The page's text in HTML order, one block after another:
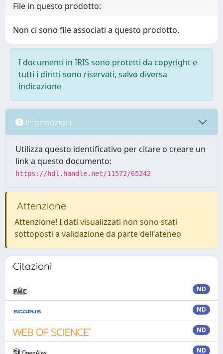
File in questo prodotto:
Non ci sono file associati a questo prodotto.
I documenti in IRIS sono protetti da copyright e
tutti i diritti sono riservati, salvo diversa
indicazione
Informazioni
Utilizza questo identificativo per citare o creare un
link a questo documento:
https://hdl.handle.net/11572/65242
Attenzione
Attenzione! I dati visualizzati non sono stati
sottoposti a validazione da parte dell'ateneo
Citazioni
ND
ND
ND
ND